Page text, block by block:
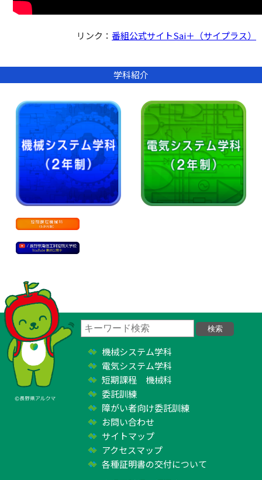
リンク： 番組公式サイトSai＋（サイプラス）
学科紹介
機械システム学科
電気システム学科
短期課程 機械科
委託訓練
障がい者向け委託訓練
お問い合わせ
サイトマップ
アクセスマップ
各種証明書の交付について